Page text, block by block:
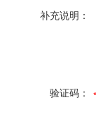
补充说明：
验证码：